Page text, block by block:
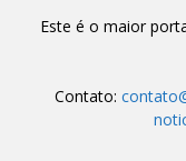
Este é o maior
Contato: